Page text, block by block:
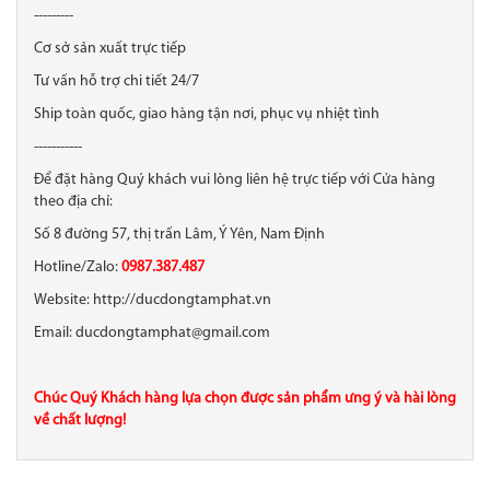
---------
Cơ sở sản xuất trực tiếp
Tư vấn hỗ trợ chi tiết 24/7
Ship toàn quốc, giao hàng tận nơi, phục vụ nhiệt tình
-----------
Để đặt hàng Quý khách vui lòng liên hệ trực tiếp với Cửa hàng
theo địa chỉ:
Số 8 đường 57, thị trấn Lâm, Ý Yên, Nam Định
Hotline/Zalo: 0987.387.487
Website: http://ducdongtamphat.vn
Email: ducdongtamphat@gmail.com
Chúc Quý Khách hàng lựa chọn được sản phẩm ưng ý và hài lòng
về chất lượng!